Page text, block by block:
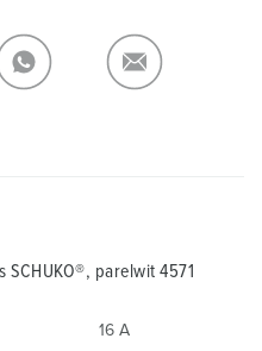
TOEVOEGEN
parelwit 4571
16 A